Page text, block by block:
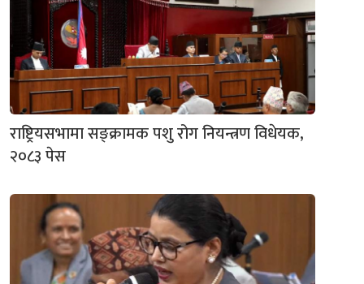
राष्ट्रियसभामा सङ्क्रामक पशु रोग नियन्त्रण विधेयक,
२०८३ पेस